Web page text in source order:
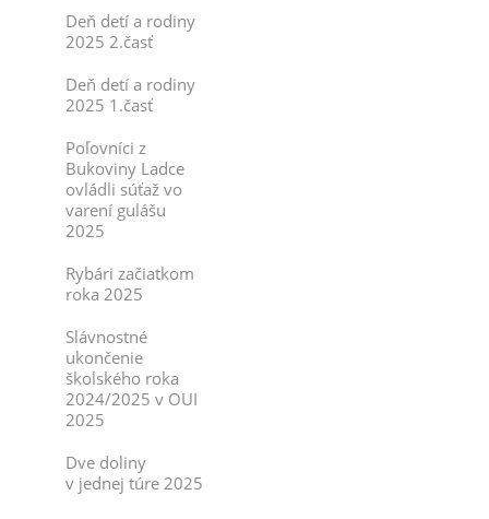
Deň detí a rodiny
2025 2.časť
Deň detí a rodiny
2025 1.časť
Poľovníci z
Bukoviny Ladce
ovládli súťaž vo
varení gulášu
2025
Rybári začiatkom
roka 2025
Slávnostné
ukončenie
školského roka
2024/2025 v OUI
2025
Dve doliny
v jednej túre 2025